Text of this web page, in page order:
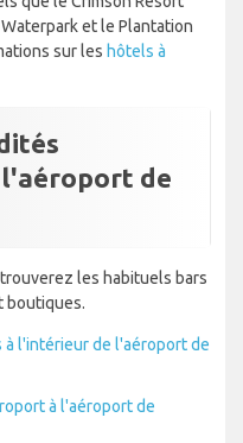
et le Plantation
sur les hôtels à
de
les habituels bars
boutiques.
à l'intérieur de l'aéroport de
à l'aéroport de